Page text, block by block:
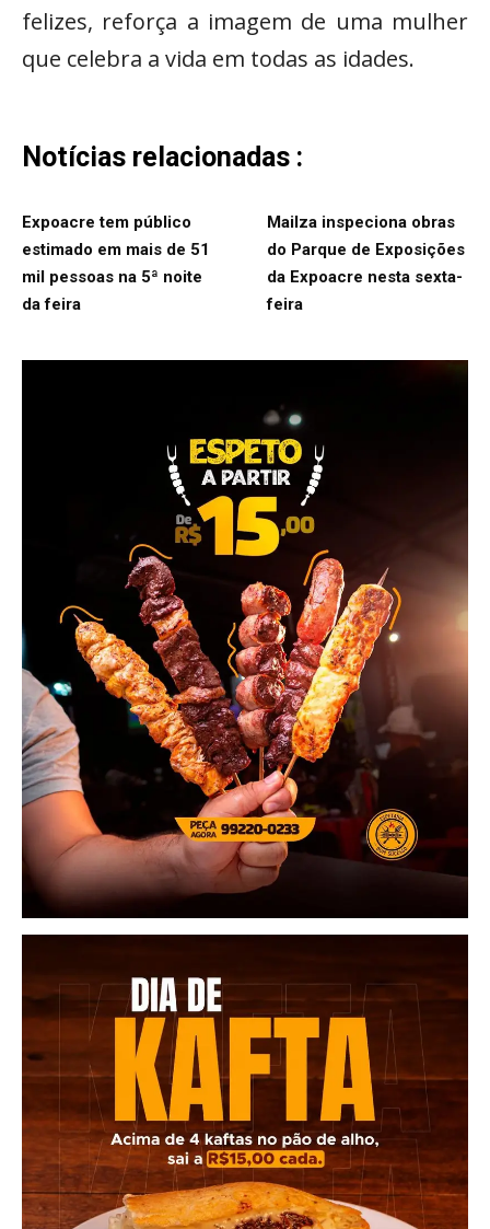
felizes, reforça a imagem de uma mulher
que celebra a vida em todas as idades.
Notícias relacionadas :
Expoacre tem público
estimado em mais de 51
mil pessoas na 5ª noite
da feira
Mailza inspeciona obras
do Parque de Exposições
da Expoacre nesta sexta-
feira